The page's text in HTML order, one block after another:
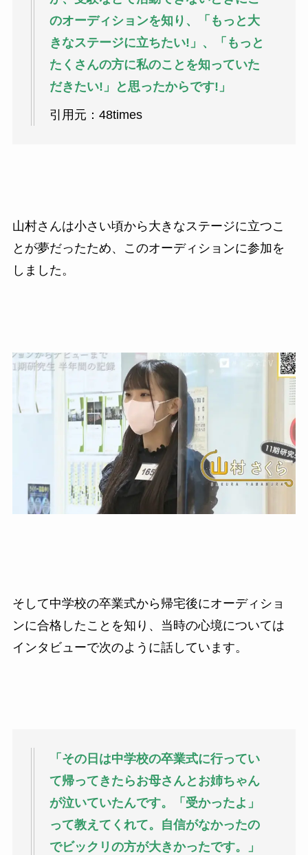
のオーディションを知り、「もっと大
きなステージに立ちたい!」、「もっと
たくさんの方に私のことを知っていた
だきたい!」と思ったからです!」
引用元：48times
山村さんは小さい頃から大きなステージに立つこ
とが夢だったため、このオーディションに参加を
しました。
そして中学校の卒業式から帰宅後にオーディショ
ンに合格したことを知り、当時の心境については
インタビューで次のように話しています。
「その日は中学校の卒業式に行ってい
て帰ってきたらお母さんとお姉ちゃん
が泣いていたんです。「受かったよ」
って教えてくれて。自信がなかったの
でビックリの方が大きかったです。」